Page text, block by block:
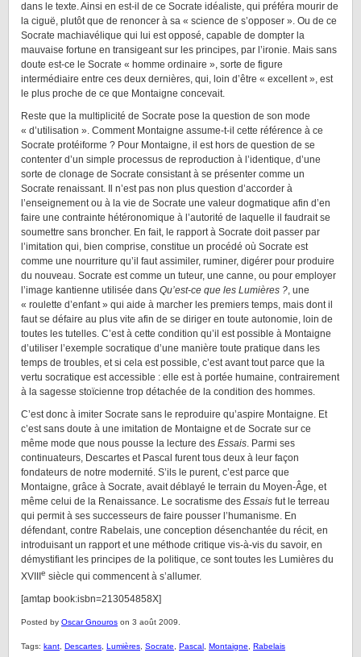
dans le texte. Ainsi en est-il de ce Socrate idéaliste, qui préféra mourir de
la ciguë, plutôt que de renoncer à sa « science de s’opposer ». Ou de ce
Socrate machiavélique qui lui est opposé, capable de dompter la
mauvaise fortune en transigeant sur les principes, par l’ironie. Mais sans
doute est-ce le Socrate « homme ordinaire », sorte de figure
intermédiaire entre ces deux dernières, qui, loin d’être « excellent », est
le plus proche de ce que Montaigne concevait.
Reste que la multiplicité de Socrate pose la question de son mode
« d’utilisation ». Comment Montaigne assume-t-il cette référence à ce
Socrate protéiforme ? Pour Montaigne, il est hors de question de se
contenter d’un simple processus de reproduction à l’identique, d’une
sorte de clonage de Socrate consistant à se présenter comme un
Socrate renaissant. Il n’est pas non plus question d’accorder à
l’enseignement ou à la vie de Socrate une valeur dogmatique afin d’en
faire une contrainte hétéronomique à l’autorité de laquelle il faudrait se
soumettre sans broncher. En fait, le rapport à Socrate doit passer par
l’imitation qui, bien comprise, constitue un procédé où Socrate est
comme une nourriture qu’il faut assimiler, ruminer, digérer pour produire
du nouveau. Socrate est comme un tuteur, une canne, ou pour employer
l’image kantienne utilisée dans Qu’est-ce que les Lumières ?, une
« roulette d’enfant » qui aide à marcher les premiers temps, mais dont il
faut se défaire au plus vite afin de se diriger en toute autonomie, loin de
toutes les tutelles. C’est à cette condition qu’il est possible à Montaigne
d’utiliser l’exemple socratique d’une manière toute pratique dans les
temps de troubles, et si cela est possible, c’est avant tout parce que la
vertu socratique est accessible : elle est à portée humaine, contrairement
à la sagesse stoïcienne trop détachée de la condition des hommes.
C’est donc à imiter Socrate sans le reproduire qu’aspire Montaigne. Et
c’est sans doute à une imitation de Montaigne et de Socrate sur ce
même mode que nous pousse la lecture des Essais. Parmi ses
continuateurs, Descartes et Pascal furent tous deux à leur façon
fondateurs de notre modernité. S’ils le purent, c’est parce que
Montaigne, grâce à Socrate, avait déblayé le terrain du Moyen-Âge, et
même celui de la Renaissance. Le socratisme des Essais fut le terreau
qui permit à ses successeurs de faire pousser l’humanisme. En
défendant, contre Rabelais, une conception désenchantée du récit, en
introduisant un rapport et une méthode critique vis-à-vis du savoir, en
démystifiant les principes de la politique, ce sont toutes les Lumières du
XVIII
e siècle qui commencent à s’allumer.
[amtap book:isbn=213054858X]
Posted by Oscar Gnouros on 3 août 2009.
Tags: kant Descartes Lumières Socrate Pascal Montaigne Rabelais